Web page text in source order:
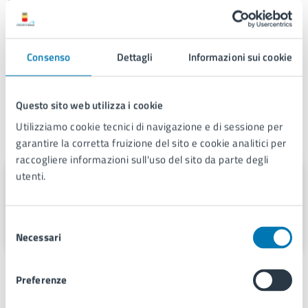
Consenso Dettagli Informazioni sui cookie
Questo sito web utilizza i cookie
Utilizziamo cookie tecnici di navigazione e di sessione per
garantire la corretta fruizione del sito e cookie analitici per
raccogliere informazioni sull'uso del sito da parte degli
utenti.
delNecessari
Preferenze
Video
A cura di
Servizio Comunicazione